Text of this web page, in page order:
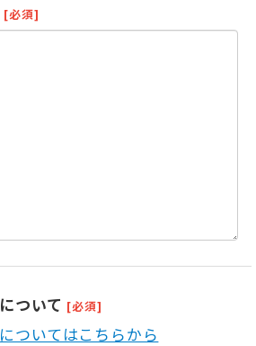
[必須]
ついて [必須]
ついてはこちらから